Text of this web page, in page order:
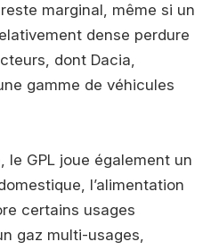
marginal, même si un
dense perdure
dont Dacia,
gamme de véhicules
le GPL joue également un
l’alimentation
certains usages
gaz multi-usages,